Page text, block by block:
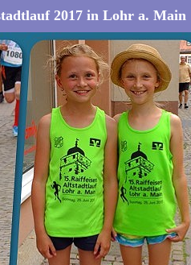
2017 in Lohr a. Main